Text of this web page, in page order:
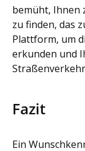
bemüht, Ihnen
zu finden, das
Plattform, um
erkunden und
Fazit
Ein